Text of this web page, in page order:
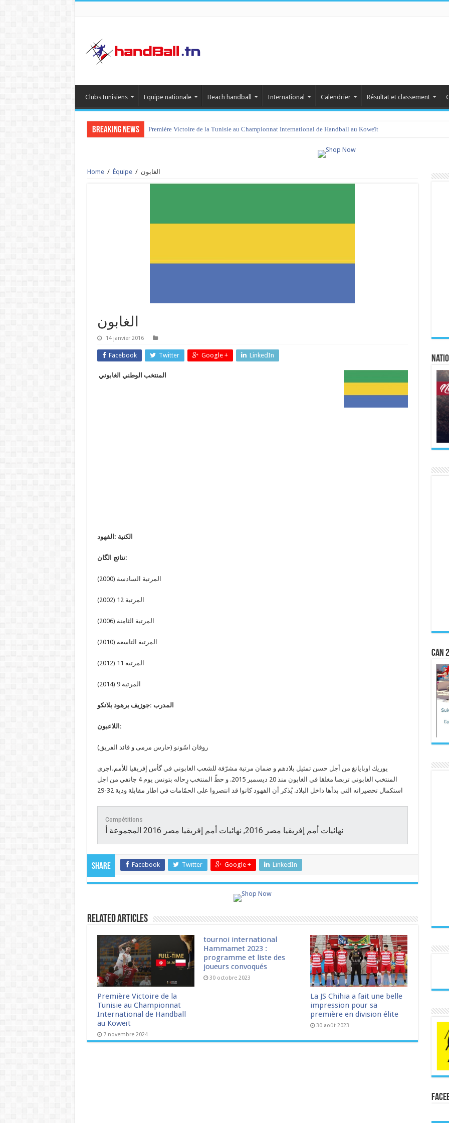
Clubs tunisiens Equipe nationale Beach handball International Calendrier Résultat et classement
Breaking News Première Victoire de la Tunisie au Championnat International de Handball au Koweït
tournoi international Hammamet 2023 : programme et liste des joueurs convoqués
Home / Équipe / الغابون
الغابون
14 janvier 2016
Facebook Twitter Google + LinkedIn
المنتخب الوطني الغابوني
الكنية :الفهود
نتائج الگان:
المرتبة السادسة (2000)
المرتبة 12 (2002)
المرتبة الثامنة (2006)
المرتبة التاسعة (2010)
المرتبة 11 (2012)
المرتبة 9 (2014)
المدرب :جوزيف برهود بلانكو
اللاعبون:
روفان اسّونو (حارس مرمى و قائد الفريق)
يوريك اوبايانغ من أجل حسن تمثيل بلادهم و ضمان مرتبة مشرّفة للشعب الغابوني في گأس إفريقيا للأمم،اجرى
المنتخب الغابوني تربصا مغلقا في الغابون منذ 20 ديسمبر 2015. و حطّ المنتخب رِحاله بتونس يوم 4 جانفي من اجل
استكمال تحضيراته التي بدأها داخل البلاد. يُذكر أن الفهود كانوا قد انتصروا على الحمّامات في اطار مقابلة ودية 32-29
Compétitions
نهائيات أمم إفريقيا مصر 2016, نهائيات أمم إفريقيا مصر 2016 المجموعة أ
Share Facebook Twitter Google + LinkedIn
Related Articles
Première Victoire de la
Tunisie au Championnat
International de Handball
au Koweït
7 novembre 2024
tournoi international
Hammamet 2023 :
programme et liste des
joueurs convoqués
30 octobre 2023
La JS Chihia a fait une belle
impression pour sa
première en division élite
30 août 2023
CAN